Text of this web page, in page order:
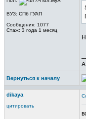
ВУЗ: СПб ГУАП
Сообщения: 1077
Стаж: 3 года 1 месяц
А
Вернуться к началу
dikaya
цитировать